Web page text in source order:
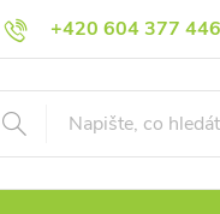
+420 604 377 446
Hodnocení obchodu